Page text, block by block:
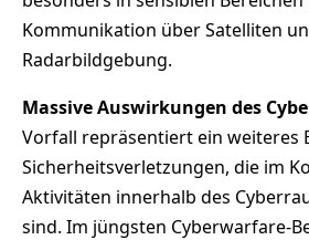
Kommunikation über Satelliten
Radarbildgebung.
Massive Auswirkungen des
Vorfall repräsentiert ein weiteres
Sicherheitsverletzungen, die im
Aktivitäten innerhalb des
sind. Im jüngsten Cyberwarfare-